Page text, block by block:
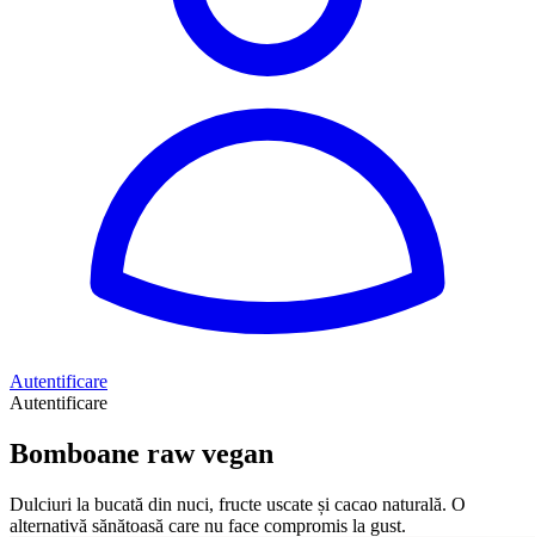
Autentificare
Autentificare
Bomboane raw vegan
Dulciuri la bucată din nuci, fructe uscate și cacao naturală. O
alternativă sănătoasă care nu face compromis la gust.